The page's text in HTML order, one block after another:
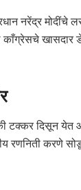
नरेंद्र मोदींचे
टक्कर दिसून
रणनिती करणे